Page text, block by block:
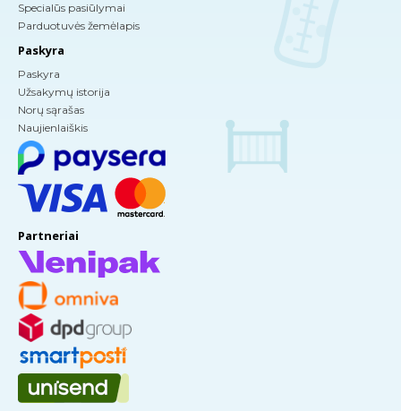
Specialūs pasiūlymai
Parduotuvės žemėlapis
Paskyra
Paskyra
Užsakymų istorija
Norų sąrašas
Naujienlaiškis
Partneriai